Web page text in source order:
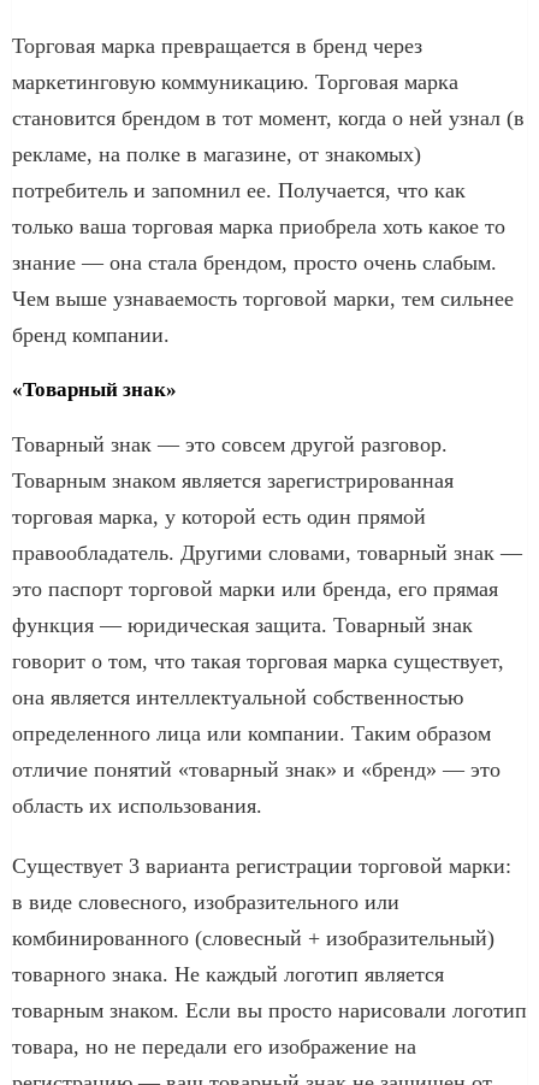
Торговая марка превращается в бренд через
маркетинговую коммуникацию. Торговая марка
становится брендом в тот момент, когда о ней узнал (в
рекламе, на полке в магазине, от знакомых)
потребитель и запомнил ее. Получается, что как
только ваша торговая марка приобрела хоть какое то
знание — она стала брендом, просто очень слабым.
Чем выше узнаваемость торговой марки, тем сильнее
бренд компании.
«Товарный знак»
Товарный знак — это совсем другой разговор.
Товарным знаком является зарегистрированная
торговая марка, у которой есть один прямой
правообладатель. Другими словами, товарный знак —
это паспорт торговой марки или бренда, его прямая
функция — юридическая защита. Товарный знак
говорит о том, что такая торговая марка существует,
она является интеллектуальной собственностью
определенного лица или компании. Таким образом
отличие понятий «товарный знак» и «бренд» — это
область их использования.
Существует 3 варианта регистрации торговой марки:
в виде словесного, изобразительного или
комбинированного (словесный + изобразительный)
товарного знака. Не каждый логотип является
товарным знаком. Если вы просто нарисовали логотип
товара, но не передали его изображение на